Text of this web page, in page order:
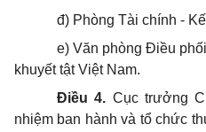
đ) Phòng Tài chính -
e) Văn phòng Điều
khuyết tật Việt Nam.
Điều 4. Cục trưởng
nhiệm ban hành và tổ chức